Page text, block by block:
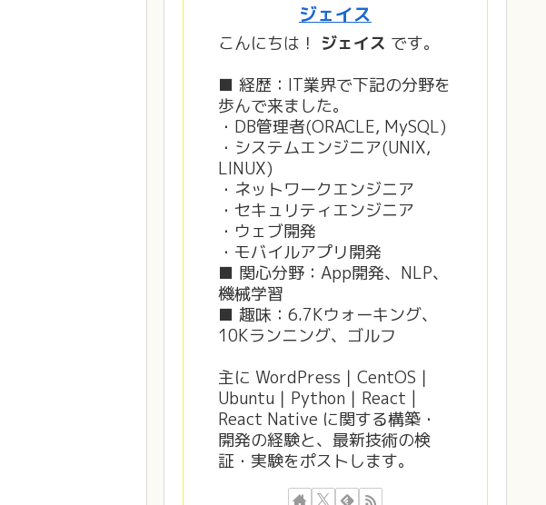
ジェイス
こんにちは！ ジェイス です。
■ 経歴：IT業界で下記の分野を
歩んで来ました。
・DB管理者(ORACLE, MySQL)
・システムエンジニア(UNIX,
LINUX)
・ネットワークエンジニア
・セキュリティエンジニア
・ウェブ開発
・モバイルアプリ開発
■ 関心分野：App開発、NLP、
機械学習
■ 趣味：6.7Kウォーキング、
10Kランニング、ゴルフ
主に WordPress｜CentOS｜
Ubuntu｜Python｜React |
React Native に関する構築・
開発の経験と、最新技術の検
証・実験をポストします。